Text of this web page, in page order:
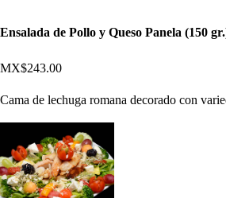
Ensalada de Pollo y Queso Panela (150
MX$243.00
Cama de lechuga romana decorado con